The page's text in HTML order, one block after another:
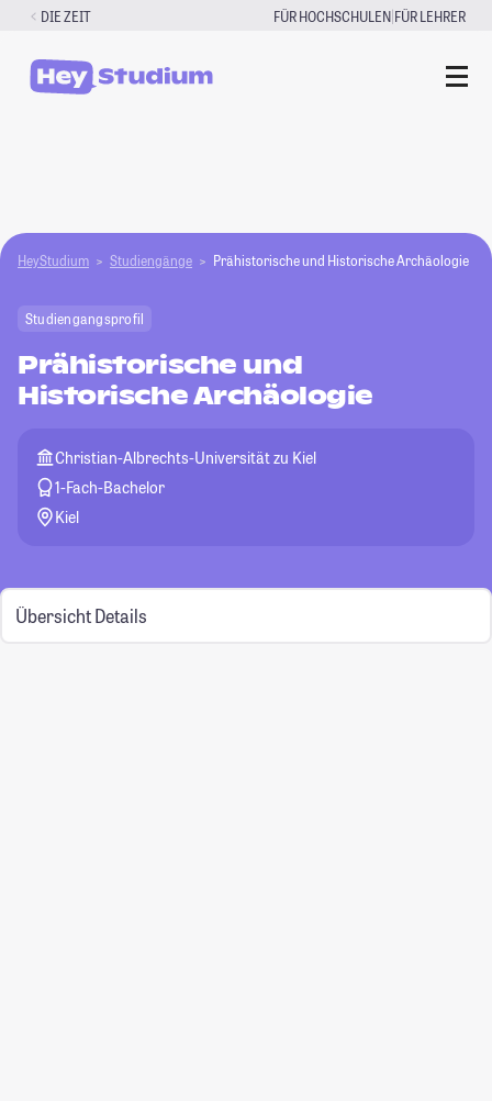
Zum
springen
DIE ZEIT FÜR HOCHSCHULEN|FÜR LEHRER
HeyStudium Studiengänge Prähistorische und Historische Archäologie
Studiengangsprofil
Prähistorische und
Historische Archäologie
Christian-Albrechts-Universität zu Kiel
1-Fach-Bachelor
Kiel
Übersicht Details